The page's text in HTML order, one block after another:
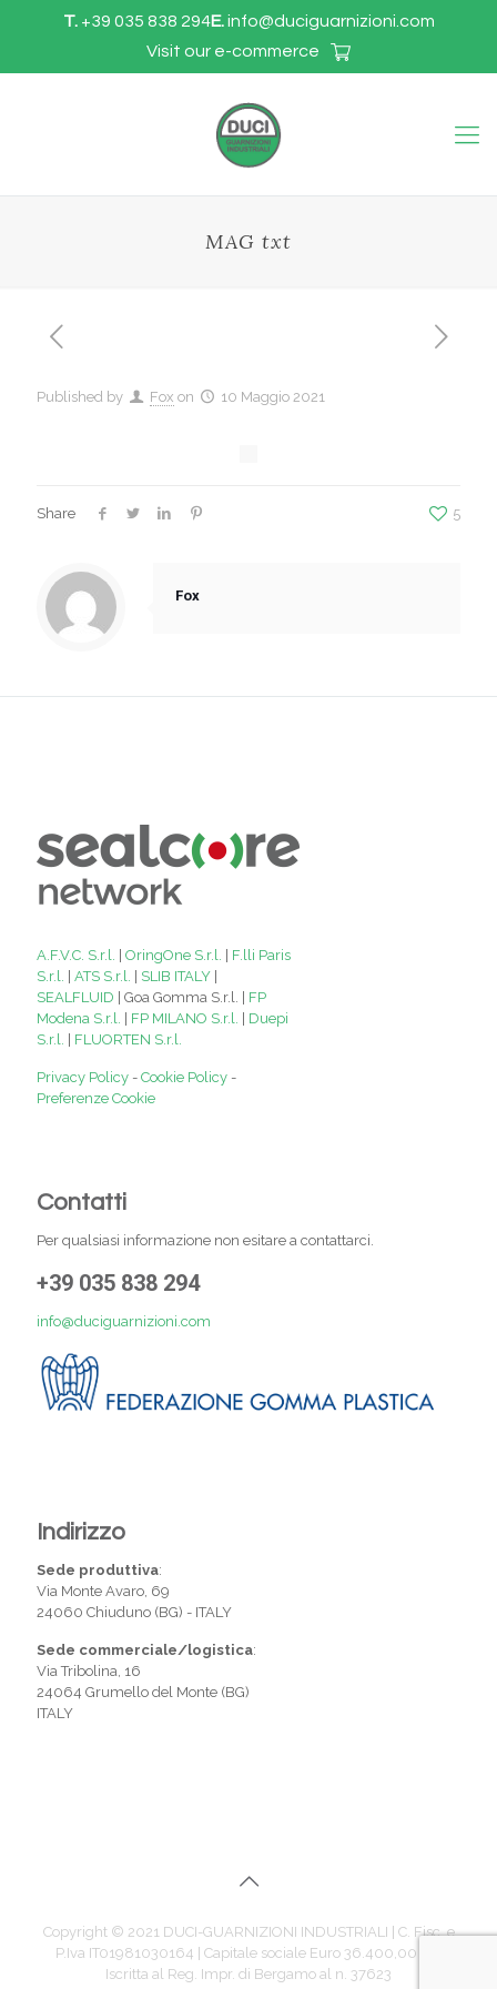
T.+39 035 838 294E.info@duciguarnizioni.com
Visit our e-commerce
MAG txt
Published by Fox on 10 Maggio 2021
Share 5
Fox
A.F.V.C. S.r.l. OringOne S.r.l.
F.lli Paris
S.r.l.
ATS S.r.l. SLIB ITALY
SEALFLUID | Goa Gomma S.r.l. | FP
Modena S.r.l.
FP MILANO S.r.l.
Duepi
S.r.l.
FLUORTEN S.r.l.
Privacy Policy - Cookie Policy -
Preferenze Cookie
Contatti
Per qualsiasi informazione non esitare a contattarci.
+39 035 838 294
info@duciguarnizioni.com
Indirizzo
Sede produttiva:
Via Monte Avaro, 69
24060 Chiuduno (BG) - ITALY
Sede commerciale/logistica:
Via Tribolina, 16
24064 Grumello del Monte (BG)
ITALY
Copyright © 2021 DUCI-GUARNIZIONI INDUSTRIALI | C. Fisc. e
P.Iva IT01981030164 | Capitale sociale Euro 36.400,00 i.v. |
Iscritta al Reg. Impr. di Bergamo al n. 37623